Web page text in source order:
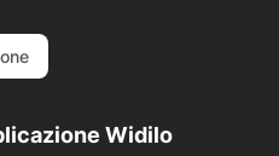
Widilo